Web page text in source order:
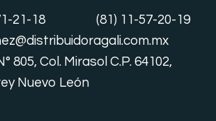
21-18
(81) 11-57-20-19
805, Col. Mirasol C.P. 64102,
Nuevo León